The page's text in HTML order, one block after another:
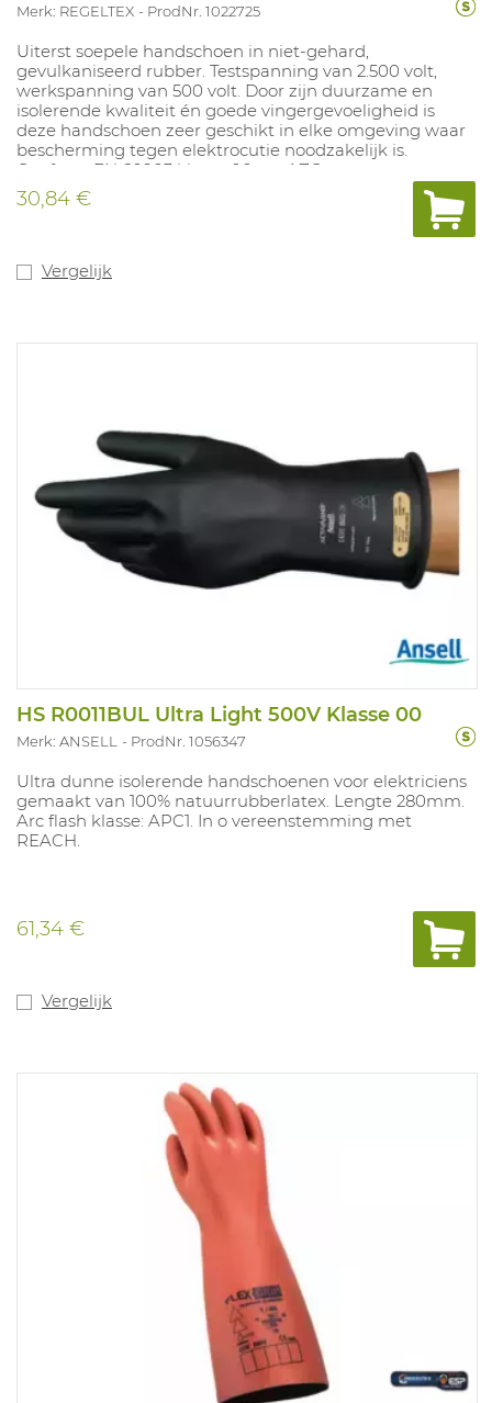
Merk: REGELTEX ProdNr. 1022725
Uiterst soepele handschoen in niet-gehard,
gevulkaniseerd rubber. Testspanning van 2.500 volt,
werkspanning van 500 volt. Door zijn duurzame en
isolerende kwaliteit én goede vingergevoeligheid is
deze handschoen zeer geschikt in elke omgeving waar
bescherming tegen elektrocutie noodzakelijk is.
Conform EN 60903 klasse 00 cat AZC.
30,84 €
Vergelijk
HS R0011BUL Ultra Light 500V Klasse 00
Merk: ANSELL ProdNr. 1056347
Ultra dunne isolerende handschoenen voor elektriciens
gemaakt van 100% natuurrubberlatex. Lengte 280mm.
Arc flash klasse: APC1. In o vereenstemming met
REACH.
61,34 €
Vergelijk